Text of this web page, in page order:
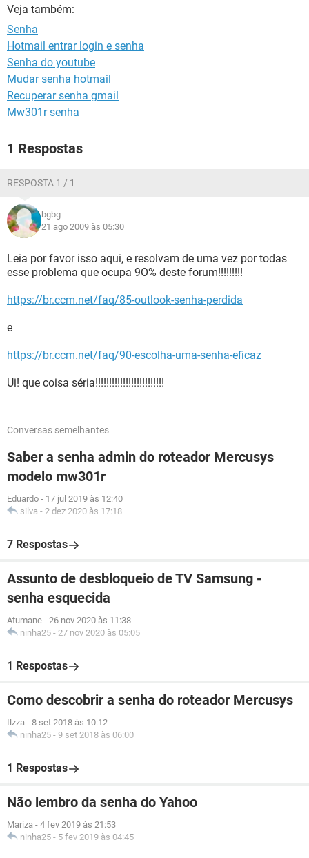
GUIA DE COMPRAS
Veja também:
Senha
Hotmail entrar login e senha
Senha do youtube
Mudar senha hotmail
Recuperar senha gmail
Mw301r senha
1 Respostas
RESPOSTA 1 / 1
bgbg
21 ago 2009 às 05:30
Leia por favor isso aqui, e resolvam de uma vez por todas
esse problema que ocupa 9O% deste forum!!!!!!!!!
https://br.ccm.net/faq/85-outlook-senha-perdida
e
https://br.ccm.net/faq/90-escolha-uma-senha-eficaz
Ui! que coisa séria!!!!!!!!!!!!!!!!!!!!!!!!!
Conversas semelhantes
Saber a senha admin do roteador Mercusys
modelo mw301r
Eduardo - 17 jul 2019 às 12:40
silva - 2 dez 2020 às 17:18
7 Respostas
Assunto de desbloqueio de TV Samsung -
senha esquecida
Atumane - 26 nov 2020 às 11:38
ninha25 - 27 nov 2020 às 05:05
1 Respostas
Como descobrir a senha do roteador Mercusys
Ilzza - 8 set 2018 às 10:12
ninha25 - 9 set 2018 às 06:00
1 Respostas
Não lembro da senha do Yahoo
Mariza - 4 fev 2019 às 21:53
ninha25 - 5 fev 2019 às 04:45